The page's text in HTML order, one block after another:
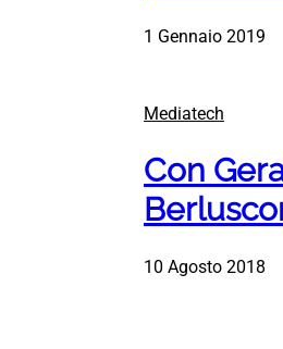
1 Gennaio 2019
Mediatech
Con
10 Agosto 2018